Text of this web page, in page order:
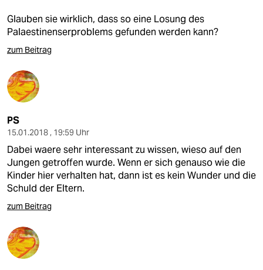
Glauben sie wirklich, dass so eine Losung des
Palaestinenserproblems gefunden werden kann?
zum Beitrag
PS
15.01.2018 , 19:59 Uhr
Dabei waere sehr interessant zu wissen, wieso auf den
Jungen getroffen wurde. Wenn er sich genauso wie die
Kinder hier verhalten hat, dann ist es kein Wunder und die
Schuld der Eltern.
zum Beitrag